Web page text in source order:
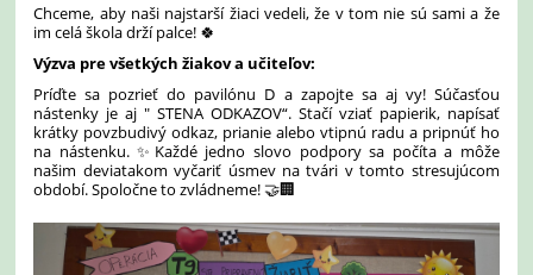
Chceme, aby naši najstarší žiaci vedeli, že v tom nie sú sami a že
im celá škola drží palce! 🍀
Výzva pre všetkých žiakov a učiteľov:
Príďte sa pozrieť do pavilónu D a zapojte sa aj vy! Súčasťou
nástenky je aj " STENA ODKAZOV“. Stačí vziať papierik, napísať
krátky povzbudivý odkaz, prianie alebo vtipnú radu a pripnúť ho
na nástenku. ✨Každé jedno slovo podpory sa počíta a môže
našim deviatakom vyčariť úsmev na tvári v tomto stresujúcom
období. Spoločne to zvládneme! 🤝🏢